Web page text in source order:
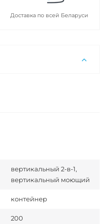
Доставка по всей Беларуси
вертикальный 2-в-1,
вертикальный моющий
контейнер
200